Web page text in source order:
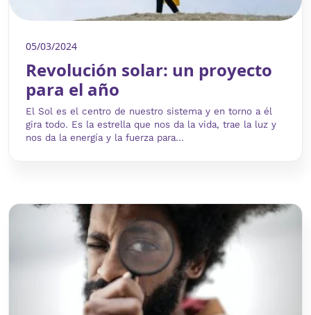
05/03/2024
Revolución solar: un proyecto
para el año
El Sol es el centro de nuestro sistema y en torno a él
gira todo. Es la estrella que nos da la vida, trae la luz y
nos da la energía y la fuerza para...